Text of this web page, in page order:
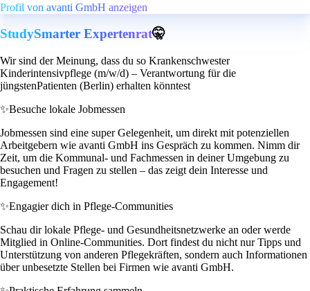
Profil von avanti GmbH anzeigen
StudySmarter Expertenrat🤫
Wir sind der Meinung, dass du so Krankenschwester
Kinderintensivpflege (m/w/d) – Verantwortung für die
jüngstenPatienten (Berlin) erhalten könntest
✨Besuche lokale Jobmessen
Jobmessen sind eine super Gelegenheit, um direkt mit potenziellen
Arbeitgebern wie avanti GmbH ins Gespräch zu kommen. Nimm dir
Zeit, um die Kommunal- und Fachmessen in deiner Umgebung zu
besuchen und Fragen zu stellen – das zeigt dein Interesse und
Engagement!
✨Engagier dich in Pflege-Communities
Schau dir lokale Pflege- und Gesundheitsnetzwerke an oder werde
Mitglied in Online-Communities. Dort findest du nicht nur Tipps und
Unterstützung von anderen Pflegekräften, sondern auch Informationen
über unbesetzte Stellen bei Firmen wie avanti GmbH.